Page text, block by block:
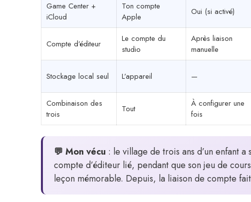
Game Center +
iCloud
Ton compte
Apple
Oui (si activé)
Compte d’éditeur
Le compte du
studio
Après liaison
manuelle
Stockage local seul L’appareil —
Combinaison des
trois
Tout
À configurer une
fois
💬 Mon vécu : le village de trois ans d’un enfant
compte d’éditeur lié, pendant que son jeu de
leçon mémorable. Depuis, la liaison de compte